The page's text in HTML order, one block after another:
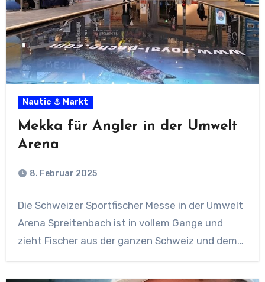
Nautic ⚓ Markt
Mekka für Angler in der Umwelt
Arena
8. Februar 2025
Die Schweizer Sportfischer Messe in der Umwelt
Arena Spreitenbach ist in vollem Gange und
zieht Fischer aus der ganzen Schweiz und dem…